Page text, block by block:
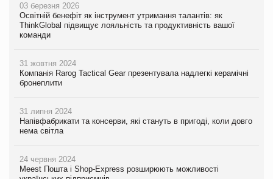
03 березня 2026
Освітній бенефіт як інструмент утримання талантів: як
ThinkGlobal підвищує лояльність та продуктивність вашої
команди
31 жовтня 2024
Компанія Rarog Tactical Gear презентувала надлегкі керамічні
бронеплити
31 липня 2024
Напівфабрикати та консерви, які стануть в пригоді, коли довго
нема світла
24 червня 2024
Meest Пошта і Shop-Express розширюють можливості